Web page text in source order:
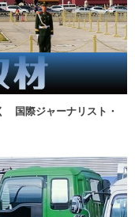
国際ジャーナリスト・